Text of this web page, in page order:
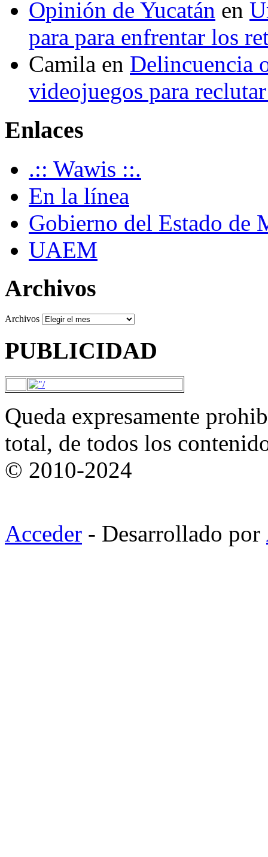
Opinión de Yucatán en
para para enfrentar los
Camila en Delincuencia
videojuegos para
Enlaces
.:: Wawis ::.
En la línea
Gobierno del Estado de
UAEM
Archivos
Archivos
PUBLICIDAD
Queda expresamente
total, de todos los
© 2010-2024
Acceder - Desarrollado por